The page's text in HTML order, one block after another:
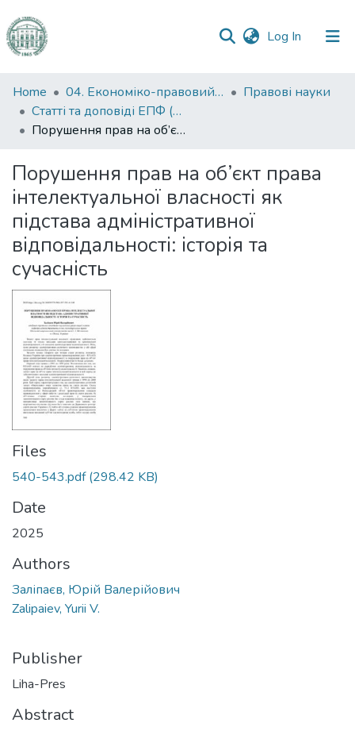
Log In (current)
Communities
&
Collections
Statistics
Home 04. Економіко-правовий факультет
Правові науки
Статті та доповіді ЕПФ (Правові науки)
Порушення прав на об’єкт права інтелектуальної власності як підстава адміністративної відповідальності: історія та сучасність
Порушення прав на об’єкт права
інтелектуальної власності як
підстава адміністративної
відповідальності: історія та
сучасність
Files
540-543.pdf(298.42 KB)
Date
2025
Authors
Заліпаєв, Юрій Валерійович
Zalipaiev, Yurii V.
Publisher
Liha-Pres
Abstract